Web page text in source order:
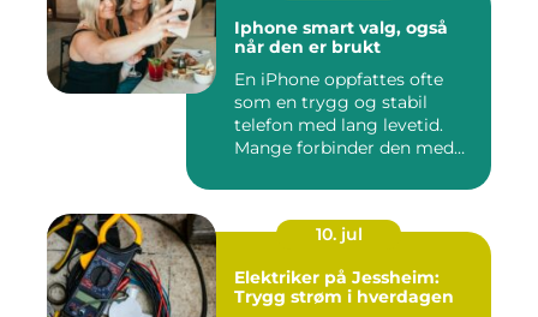
Iphone smart valg, også
når den er brukt
En iPhone oppfattes ofte
som en trygg og stabil
telefon med lang levetid.
Mange forbinder den med
10. jul
Elektriker på Jessheim:
Trygg strøm i hverdagen